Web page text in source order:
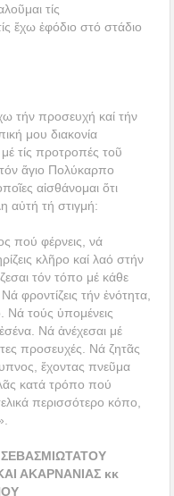
τίς
ἔχω ἐφόδιο στό στάδιο
τήν προσευχή καί τήν
μου διακονία
τίς προτροπές τοῦ
ἅγιο Πολύκαρπο
αἰσθάνομαι ὅτι
αὐτή τή στιγμή:
πού φέρνεις, νά
κλῆρο καί λαό στήν
τόν τόπο μέ κάθε
φροντίζεις τήν ἑνότητα,
Νά τούς ὑπομένεις
Νά ἀνέχεσαι μέ
προσευχές. Νά ζητᾶς
ἔχοντας πνεῦμα
κατά τρόπο πού
περισσότερο κόπο,
ΑΚΑΡΝΑΝΙΑΣ κκ